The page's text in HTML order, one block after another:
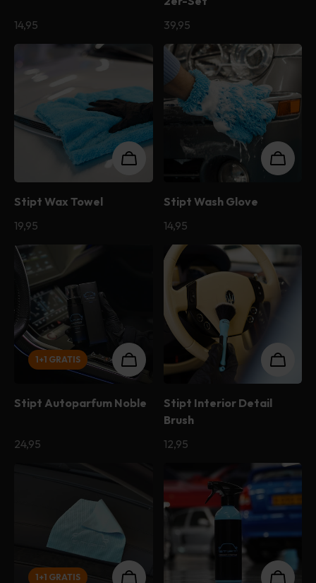
Normaler
Preis
14,95
Normaler
Preis
39,95
Stipt Wax Towel
Normaler
Preis
19,95
Stipt Wash Glove
Normaler
Preis
14,95
1+1 GRATIS
Stipt Autoparfum Noble
Normaler
24,95
Stipt Interior Detail
Brush
Normaler
12,95
1+1 GRATIS